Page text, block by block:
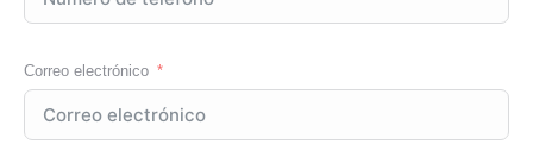
Correo electrónico